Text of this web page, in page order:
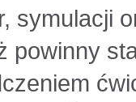
symulacji
powinny